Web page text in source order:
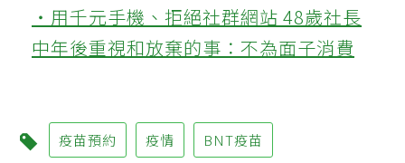
‧用千元手機、拒絕社群網站 48歲社長
中年後重視和放棄的事：不為面子消費
疫苗預約 疫情 BNT疫苗